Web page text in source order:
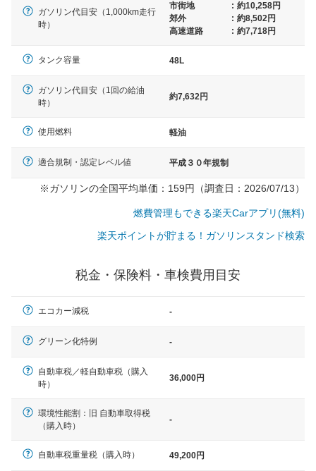
ガソリン代目安（1,000km走行
時）
市街地 : 約10,258円
郊外
: 約8,502円
高速道路
: 約7,718円
タンク容量 48L
ガソリン代目安（1回の給油
時）
約7,632円
使用燃料 軽油
適合規制・認定レベル値 平成３０年規制
※ガソリンの全国平均単価：159円（調査日：2026/07/13）
燃費管理もできる楽天Carアプリ(無料)
楽天ポイントが貯まる！ガソリンスタンド検索
税金・保険料・車検費用目安
エコカー減税 -
グリーン化特例 -
自動車税／軽自動車税（購入
時）
36,000円
環境性能割：旧 自動車取得税
（購入時）
-
自動車税重量税（購入時） 49,200円